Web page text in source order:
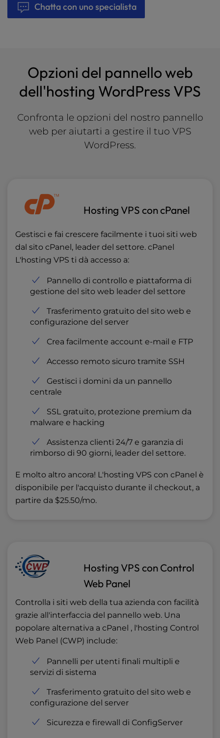
Chatta con uno specialista
Opzioni del pannello web
dell'hosting WordPress VPS
Confronta le opzioni del nostro pannello
web per aiutarti a gestire il tuo VPS
WordPress.
Hosting VPS con cPanel
Gestisci e fai crescere facilmente i tuoi siti web
dal sito cPanel, leader del settore. cPanel
L'hosting VPS ti dà accesso a:
Pannello di controllo e piattaforma di
gestione del sito web leader del settore
Trasferimento gratuito del sito web e
configurazione del server
Crea facilmente account e-mail e FTP
Accesso remoto sicuro tramite SSH
Gestisci i domini da un pannello
centrale
SSL gratuito, protezione premium da
malware e hacking
Assistenza clienti 24/7 e garanzia di
rimborso di 90 giorni, leader del settore.
E molto altro ancora! L'hosting VPS con cPanel è
disponibile per l'acquisto durante il checkout, a
partire da $25.50/mo.
Hosting VPS con Control
Web Panel
Controlla i siti web della tua azienda con facilità
grazie all'interfaccia del pannello web. Una
popolare alternativa a cPanel , l'hosting Control
Web Panel (CWP) include:
Pannelli per utenti finali multipli e
servizi di sistema
Trasferimento gratuito del sito web e
configurazione del server
Sicurezza e firewall di ConfigServer